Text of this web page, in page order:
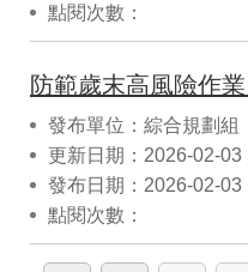
點閱次數：
發布單位：綜合規劃組
更新日期：2026-02-03
發布日期：2026-02-03
點閱次數：